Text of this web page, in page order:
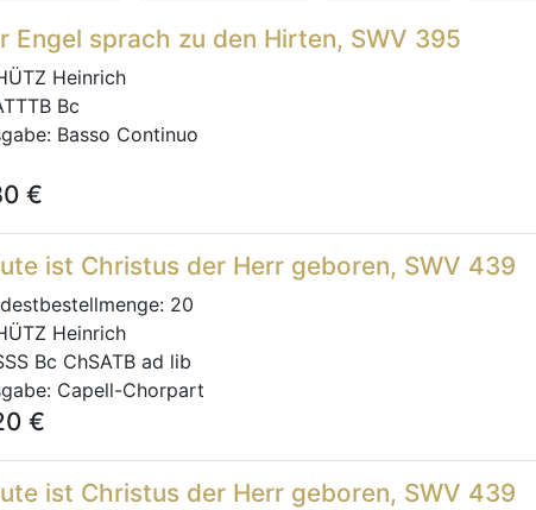
Engel sprach zu den Hirten, SWV 395
Heinrich
Bc
Basso Continuo
€
ist Christus der Herr geboren, SWV 439
20
Heinrich
Bc ChSATB ad lib
Capell-Chorpart
€
ist Christus der Herr geboren, SWV 439